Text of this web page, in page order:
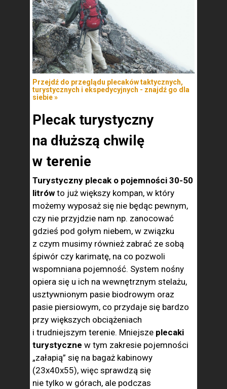
Przejdź do przeglądu plecaków taktycznych,
turystycznych i ekspedycyjnych - znajdź go dla
siebie »
Plecak turystyczny
na dłuższą chwilę
w terenie
Turystyczny plecak o pojemności 30-50
litrów to już większy kompan, w który
możemy wyposaż się nie będąc pewnym,
czy nie przyjdzie nam np. zanocować
gdzieś pod gołym niebem, w związku
z czym musimy również zabrać ze sobą
śpiwór czy karimatę, na co pozwoli
wspomniana pojemność. System nośny
opiera się u ich na wewnętrznym stelażu,
usztywnionym pasie biodrowym oraz
pasie piersiowym, co przydaje się bardzo
przy większych obciążeniach
i trudniejszym terenie. Mniejsze plecaki
turystyczne w tym zakresie pojemności
„załapią” się na bagaż kabinowy
(23x40x55), więc sprawdzą się
nie tylko w górach, ale podczas